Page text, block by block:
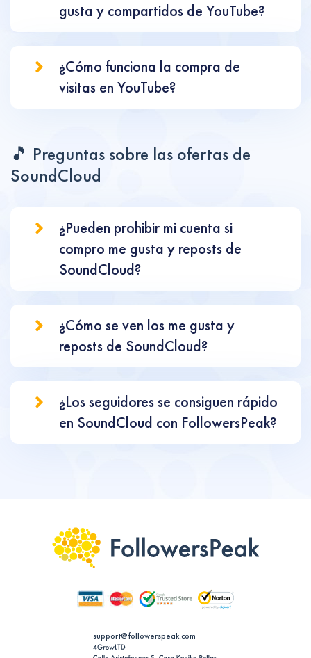
gusta y compartidos de YouTube?
¿Cómo funciona la compra de
visitas en YouTube?
🎵 Preguntas sobre las ofertas de
SoundCloud
¿Pueden prohibir mi cuenta si
compro me gusta y reposts de
SoundCloud?
¿Cómo se ven los me gusta y
reposts de SoundCloud?
¿Los seguidores se consiguen rápido
en SoundCloud con FollowersPeak?
support@followerspeak.com